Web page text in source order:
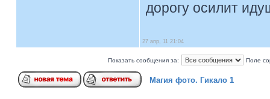
дорогу осилит
27 апр, 11 21:04
Показать сообщения за: Поле
Магия фото. Гикало 1